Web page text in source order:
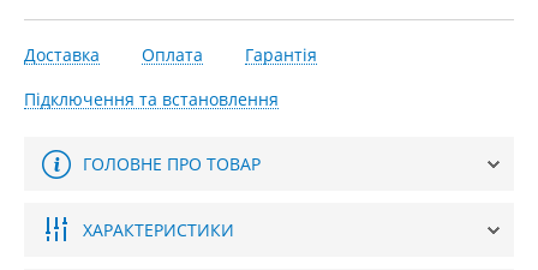
Доставка Оплата
Гарантія
Підключення та встановлення
ГОЛОВНЕ ПРО ТОВАР
ХАРАКТЕРИСТИКИ